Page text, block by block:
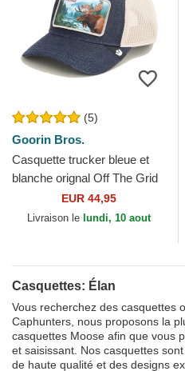
(5)
Goorin Bros.
Casquette trucker bleue et
blanche orignal Off The Grid
Staycation Homestead The
Farm Goorin Bros.
EUR 44,95
Livraison le lundi, 10 aout
Casquettes: Élan
Vous recherchez des casquettes
Caphunters, nous proposons la
casquettes Moose afin que vous
et saisissant. Nos casquettes
de haute qualité et des designs